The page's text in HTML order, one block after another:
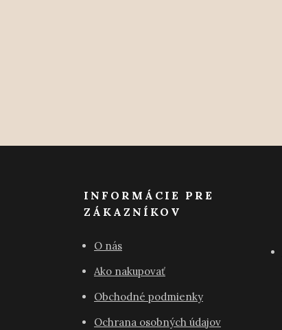
INFORMÁCIE PRE
ZÁKAZNÍKOV
O nás
Ako nakupovať
Obchodné podmienky
Ochrana osobných údajov